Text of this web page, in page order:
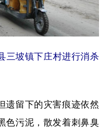
坡镇下庄村进行消杀
留下的灾害痕迹依然
色污泥，散发着刺鼻臭